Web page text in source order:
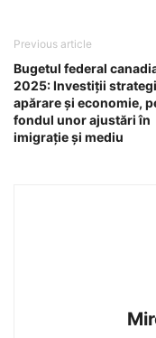
Previous article
Bugetul federal
2025: Investiții
apărare și economie,
fondul unor ajustări în
imigrație și mediu